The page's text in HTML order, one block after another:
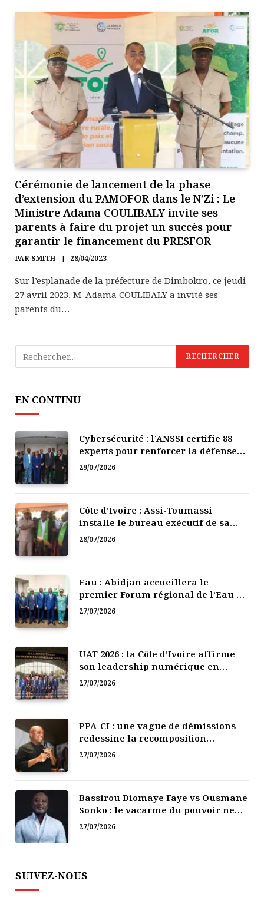
Cérémonie de lancement de la phase
d’extension du PAMOFOR dans le N’Zi : Le
Ministre Adama COULIBALY invite ses
parents à faire du projet un succès pour
garantir le financement du PRESFOR
PAR SMITH 28/04/2023
Sur l’esplanade de la préfecture de Dimbokro, ce jeudi
27 avril 2023, M. Adama COULIBALY a invité ses
parents du…
EN CONTINU
Cybersécurité : l’ANSSI certifie 88
experts pour renforcer la défense
numérique de la Côte d’Ivoire
29/07/2026
Côte d’Ivoire : Assi-Toumassi
installe le bureau exécutif de sa
mutuelle de développement
28/07/2026
Eau : Abidjan accueillera le
premier Forum régional de l’Eau de
l’Afrique de l’Ouest
27/07/2026
UAT 2026 : la Côte d’Ivoire affirme
son leadership numérique en
Afrique
27/07/2026
PPA-CI : une vague de démissions
redessine la recomposition
politique
27/07/2026
Bassirou Diomaye Faye vs Ousmane
Sonko : le vacarme du pouvoir ne
doit pas faire oublier les liens de la
27/07/2026
SUIVEZ-NOUS